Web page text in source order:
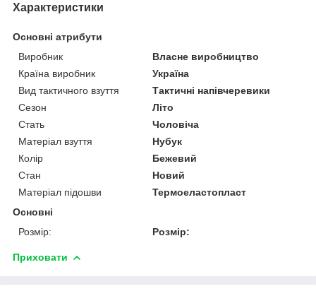
Характеристики
Основні атрибути
Виробник
Власне виробництво
Країна виробник
Україна
Вид тактичного взуття
Тактичні напівчеревики
Сезон
Літо
Стать
Чоловіча
Матеріал взуття
Нубук
Колір
Бежевий
Стан
Новий
Матеріал підошви
Термоеластопласт
Основні
Розмір:
Розмір:
Приховати